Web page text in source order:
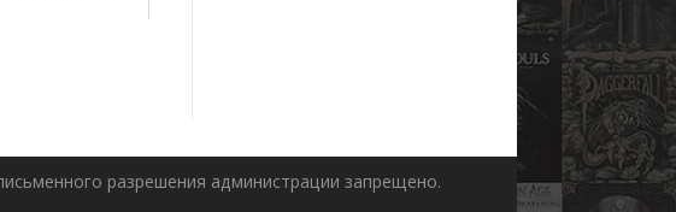
разрешения администрации запрещено.